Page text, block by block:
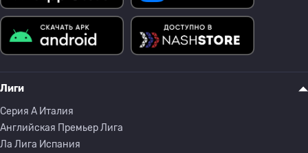
Лиги
Серия A Италия
Английская Премьер Лига
Ла Лига Испания